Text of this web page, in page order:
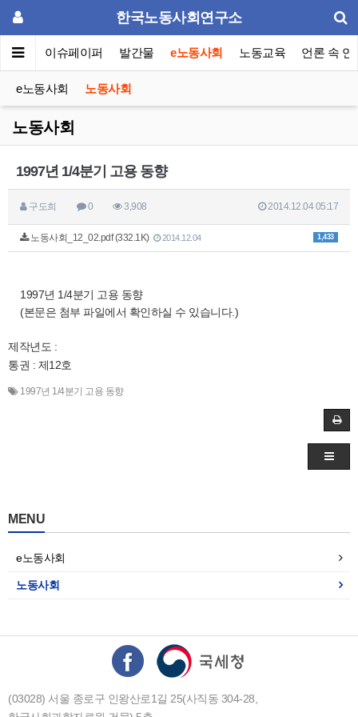
한국노동사회연구소
포럼 이슈페이퍼 발간물 e노동사회 노동교육 언론 속 연
e노동사회 노동사회
노동사회
1997년 1/4분기 고용 동향
구도희 0 3,908 2014.12.04 05:17
1,433
노동사회_12_02.pdf (332.1K) 2014.12.04
1997년 1/4분기 고용 동향
(본문은 첨부 파일에서 확인하실 수 있습니다.)
제작년도 :
통권 : 제12호
1997년 1/4분기 고용 동향
MENU
e노동사회
노동사회
(03028) 서울 종로구 인왕산로1길 25(사직동 304-28,